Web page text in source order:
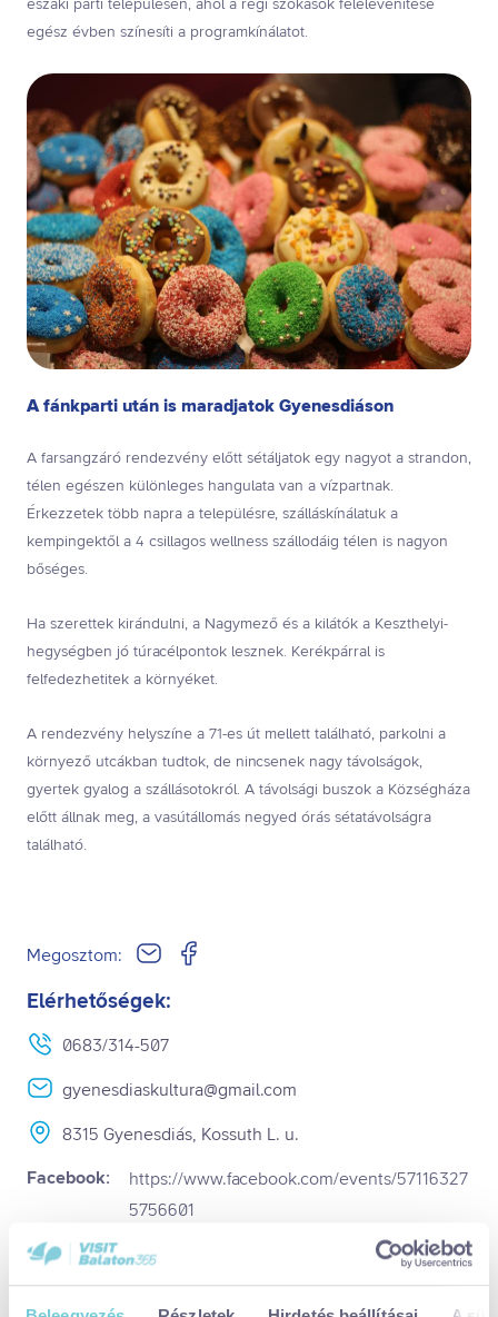
északi parti településen, ahol a régi szokások felelevenítése
egész évben színesíti a programkínálatot.
A fánkparti után is maradjatok Gyenesdiáson
A farsangzáró rendezvény előtt sétáljatok egy nagyot a strandon,
télen egészen különleges hangulata van a vízpartnak.
Érkezzetek több napra a településre, szálláskínálatuk a
kempingektől a 4 csillagos wellness szállodáig télen is nagyon
bőséges.
Ha szerettek kirándulni, a Nagymező és a kilátók a Keszthelyi-
hegységben jó túracélpontok lesznek. Kerékpárral is
felfedezhetitek a környéket.
A rendezvény helyszíne a 71-es út mellett található, parkolni a
környező utcákban tudtok, de nincsenek nagy távolságok,
gyertek gyalog a szállásotokról. A távolsági buszok a Községháza
előtt állnak meg, a vasútállomás negyed órás sétatávolságra
található.
Megosztom:
Elérhetőségek:
0683/314-507
gyenesdiaskultura@gmail.com
8315 Gyenesdiás, Kossuth L. u.
Facebook:
https://www.facebook.com/events/57116327
5756601
Időpontok: